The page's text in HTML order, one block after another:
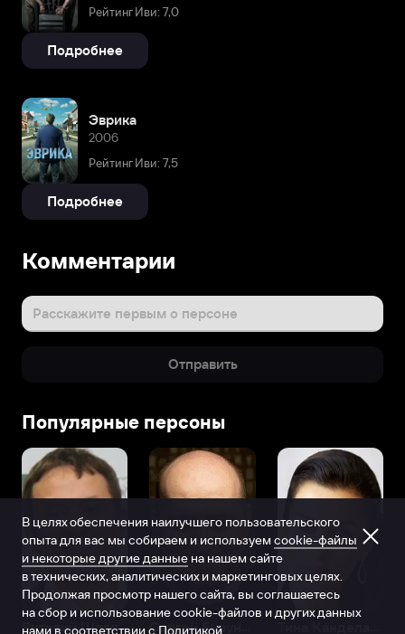
Рейтинг Иви: 7,0
Подробнее
Эврика
2006
Рейтинг Иви: 7,5
Подробнее
Комментарии
Расскажите первым о персоне
Отправить
Популярные персоны
Виталий Шляппо
В целях обеспечения наилучшего пользовательского
опыта для вас мы собираем и используем cookie-файлы
и некоторые другие данные на нашем сайте
в технических, аналитических и маркетинговых целях.
Продолжая просмотр нашего сайта, вы соглашаетесь
на сбор и использование cookie-файлов и других данных
нами в соответствии с Политикой